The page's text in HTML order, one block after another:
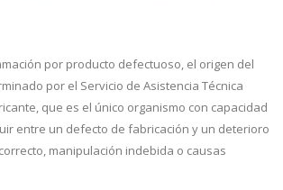
por producto defectuoso, el origen del
por el Servicio de Asistencia Técnica
que es el único organismo con capacidad
entre un defecto de fabricación y un deterioro
manipulación indebida o causas